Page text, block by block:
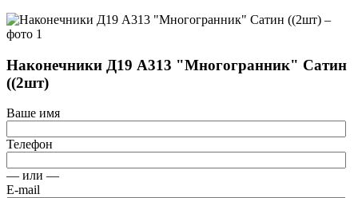
Наконечники Д19 А313 "Многогранник" Сатин
((2шт)
Ваше имя
Телефон
— или —
E-mail